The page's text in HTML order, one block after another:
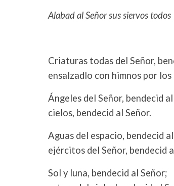
Alabad al Señor sus siervos
Criaturas todas del Señor,
ensalzadlo con himnos por los
Ángeles del Señor, bendecid
cielos, bendecid al Señor.
Aguas del espacio, bendecid
ejércitos del Señor, bendecid
Sol y luna, bendecid al Señor;